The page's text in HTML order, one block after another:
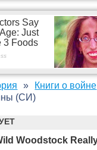
Книги о войне
(СИ)